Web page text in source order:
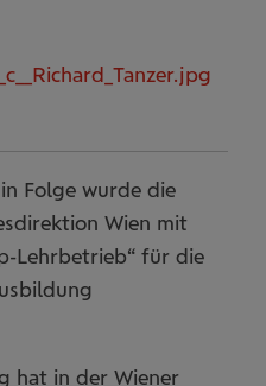
Folge wurde die
Wien mit
Lehrbetrieb“ für die
hat in der Wiener